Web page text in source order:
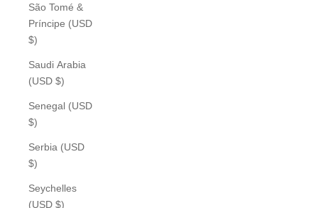
São Tomé &
Príncipe (USD
$)
Saudi Arabia
(USD $)
Senegal (USD
$)
Serbia (USD
$)
Seychelles
(USD $)